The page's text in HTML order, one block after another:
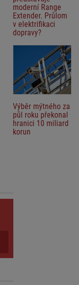
moderní Range
Extender. Průlom
v elektrifikaci
dopravy?
Výběr mýtného za
půl roku překonal
hranici 10 miliard
korun